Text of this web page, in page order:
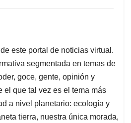
este portal de noticias virtual.
segmentada en temas de
goce, gente, opinión y
el que tal vez es el tema más
a nivel planetario: ecología y
tierra, nuestra única morada,